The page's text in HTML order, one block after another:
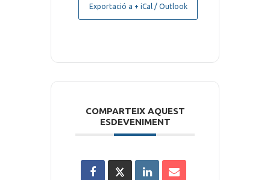
Exportació a + iCal / Outlook
COMPARTEIX AQUEST
ESDEVENIMENT